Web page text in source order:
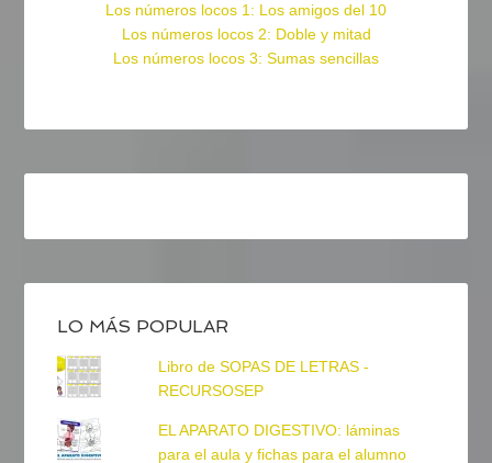
Los números locos 1: Los amigos del 10
Los números locos 2: Doble y mitad
Los números locos 3: Sumas sencillas
LO MÁS POPULAR
Libro de SOPAS DE LETRAS -
RECURSOSEP
EL APARATO DIGESTIVO: láminas
para el aula y fichas para el alumno